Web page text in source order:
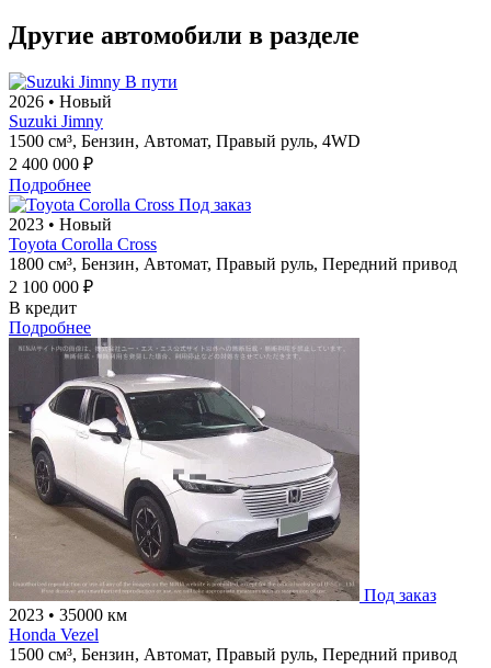
Другие автомобили в разделе
В пути
2026 • Новый
Suzuki Jimny
1500 см³, Бензин, Автомат, Правый руль, 4WD
2 400 000 ₽
Подробнее
Под заказ
2023 • Новый
Toyota Corolla Cross
1800 см³, Бензин, Автомат, Правый руль, Передний привод
2 100 000 ₽
В кредит
Подробнее
Под заказ
2023 • 35000 км
Honda Vezel
1500 см³, Бензин, Автомат, Правый руль, Передний привод